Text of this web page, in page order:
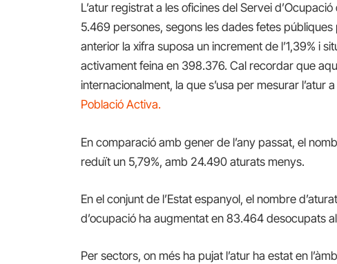
L’atur registrat a les oficines del Servei
5.469 persones, segons les dades fetes
anterior la xifra suposa un increment de l’1,39% i
activament feina en 398.376. Cal recordar que
internacionalment, la que s’usa per mesurar l’atur
Població Activa.
En comparació amb gener de l’any passat, el
reduït un 5,79%, amb 24.490 aturats menys.
En el conjunt de l’Estat espanyol, el nombre
d’ocupació ha augmentat en 83.464 desocupats
Per sectors, on més ha pujat l’atur ha estat en